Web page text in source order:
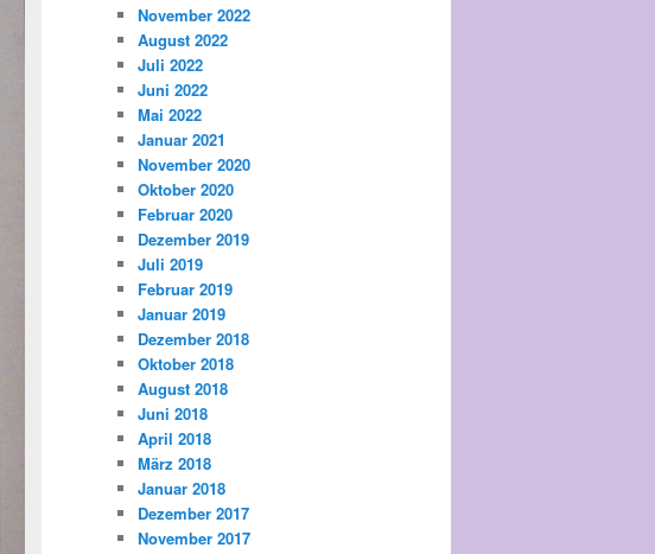
November 2022
August 2022
Juli 2022
Juni 2022
Mai 2022
Januar 2021
November 2020
Oktober 2020
Februar 2020
Dezember 2019
Juli 2019
Februar 2019
Januar 2019
Dezember 2018
Oktober 2018
August 2018
Juni 2018
April 2018
März 2018
Januar 2018
Dezember 2017
November 2017